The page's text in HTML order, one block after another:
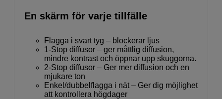
En skärm för varje tillfälle
Flagga i svart tyg – blockerar ljus
1-Stop diffusor – ger måttlig diffusion,
mindre kontrast och öppnar upp skuggorna.
2-Stop diffusor – Ger mer diffusion och en
mjukare ton
Enkel/dubbelflagga i nät – Ger dig möjlighet
att kontrollera högdager